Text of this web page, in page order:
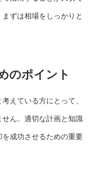
ずは相場をしっかりと
のポイント
えている方にとって、
ん。適切な計画と知識
成功させるための重要